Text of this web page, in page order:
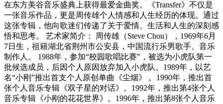
在东方美谷音乐盛典上获得最爱金曲奖。《Transfer》不仅是
一张音乐作品，更是周传雄个人情感和人生经历的体现。通过
这张专辑，他向歌迷们传递了关于爱情、生活和人生的深刻感
悟和思考。 艺术家简介： 周传雄（Steve Chou），1969年6月
7日生，祖籍湖北省荆州市公安县，中国流行乐男歌手、音乐
制作人。 1988年，参加“校园歌唱比赛”，被选为小虎队第一
批候选成员，后因个人原因放弃加入小虎队。1989年，以艺
名“小刚”推出首支个人原创单曲《尘烟》 。1990年，推出首
张个人音乐专辑《双子星的对话》。1992年，推出第4张个人
音乐专辑《小刚的花花世界》。1996年，推出第8张个人音乐